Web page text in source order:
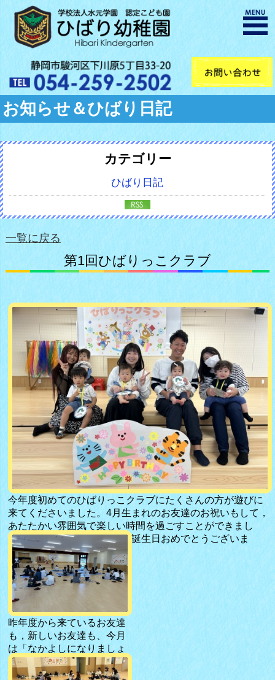
お知らせ＆ひばり日記
一覧に戻る
第1回ひばりっこクラブ
今年度初めてのひばりっこクラブにたくさんの方が遊びに
来てくださいました。4月生まれのお友達のお祝いもして，
あたたかい雰囲気で楽しい時間を過ごすことができまし
た。4月生まれのお友達，お誕生日おめでとうございま
す！！
昨年度から来ているお友達
も，新しいお友達も、今月
は「なかよしになりましょ
う♪」と歌やふれあい遊びを
楽しみました！！
カテゴリー
ひばり日記